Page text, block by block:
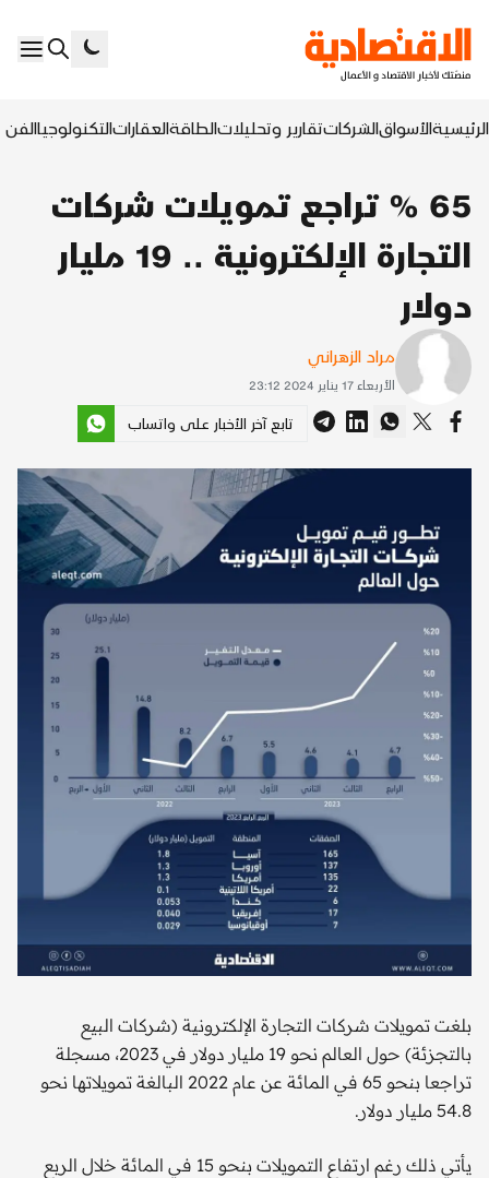
الرئيسيةالأسواقالشركاتتقارير وتحليلاتالطاقةالعقاراتالتكنولوجياالفن
65 % تراجع تمويلات شركات
التجارة الإلكترونية .. 19 مليار
دولار
مراد الزهراني
الأربعاء 17 يناير 2024 23:12
تابع آخر الأخبار على واتساب
بلغت تمويلات شركات التجارة الإلكترونية (شركات البيع
بالتجزئة) حول العالم نحو 19 مليار دولار في 2023، مسجلة
تراجعا بنحو 65 في المائة عن عام 2022 البالغة تمويلاتها نحو
54.8 مليار دولار.
يأتي ذلك رغم ارتفاع التمويلات بنحو 15 في المائة خلال الربع